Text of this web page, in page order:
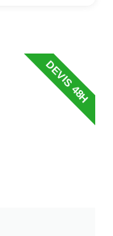
DEVIS 48H